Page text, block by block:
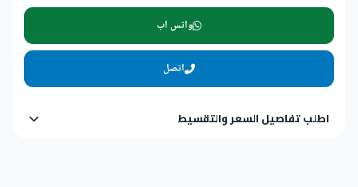
واتس اب
اتصل
اطلب تفاصيل السعر والتقسيط